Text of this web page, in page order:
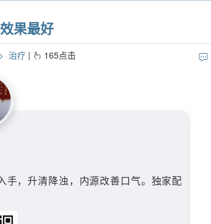
果最好
治疗 165点击
手，升清降浊，内源改善口气。独家配